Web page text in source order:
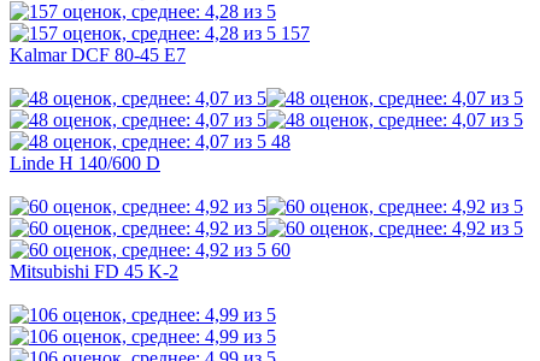
157
Kalmar DCF 80-45 E7
48
Linde H 140/600 D
60
Mitsubishi FD 45 K-2